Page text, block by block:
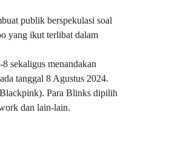
publik berspekulasi soal
yang ikut terlibat dalam
sekaligus menandakan
tanggal 8 Agustus 2024.
Para Blinks dipilih
dan lain-lain.